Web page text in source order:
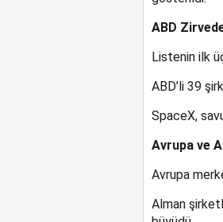
ABD
Listenin ilk
ABD’li 39
SpaceX,
Avrupa ve
Avrupa
Alman